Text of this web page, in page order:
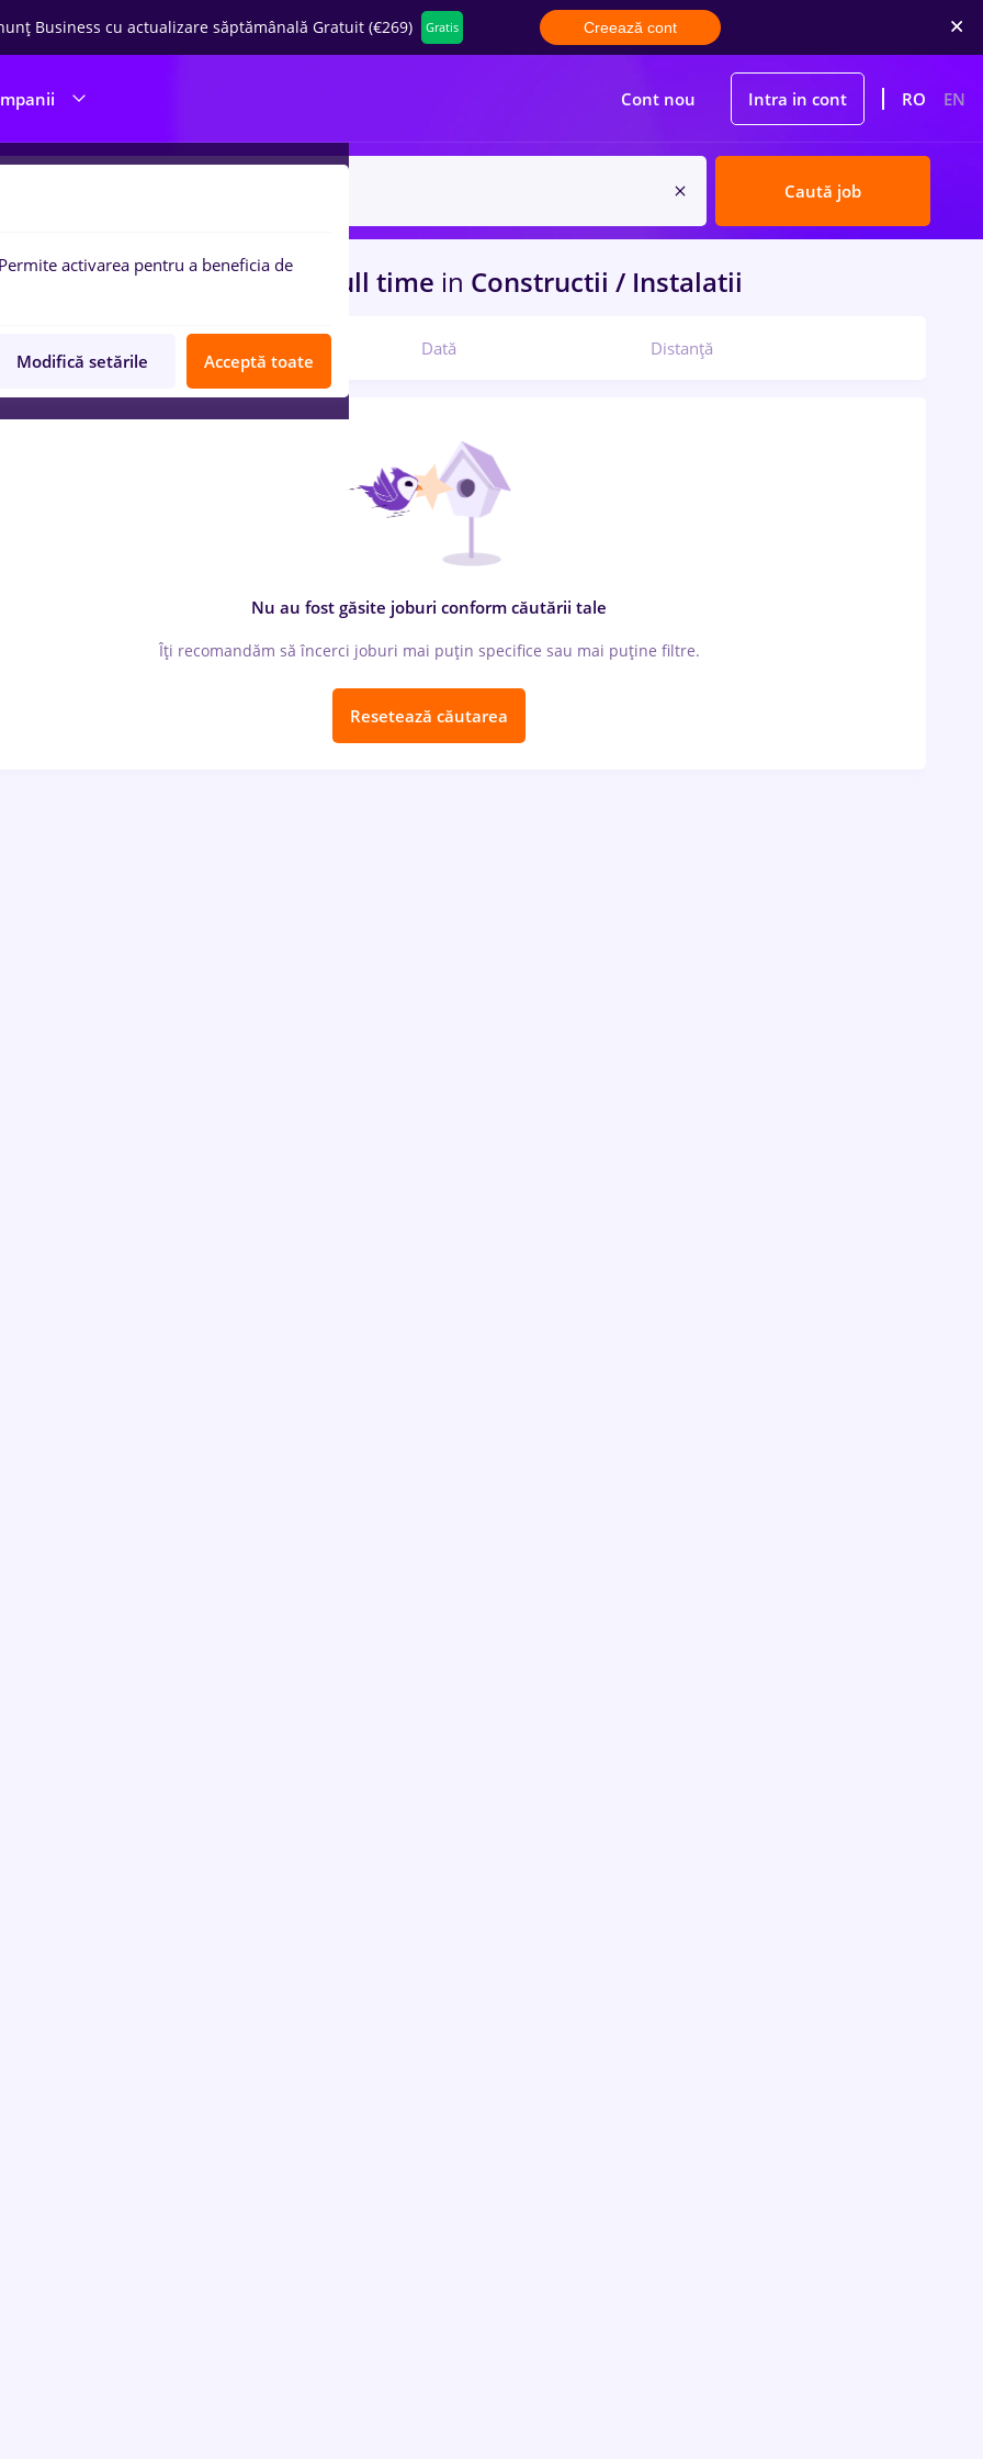
Business cu actualizare săptămânală Gratuit (€269) Gratis Creează cont
Cont nou Intra in cont RO EN
Caută job
de muncaafter effects, Full time in Constructii / Instalatii
Dată Distanță
Nu au fost găsite joburi conform căutării tale
Îți recomandăm să încerci joburi mai puțin specifice sau mai puține filtre.
Resetează căutarea
Permite activarea pentru a beneficia de
Modifică setările Acceptă toate